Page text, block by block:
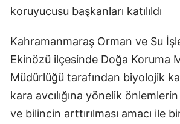
koruyucusu başkanları katılıldı
Kahramanmaraş Orman ve Su
Ekinözü ilçesinde Doğa Koruma
Müdürlüğü tarafından biyolojik
kara avcılığına yönelik önlemlerin
ve bilincin arttırılması amacı ile